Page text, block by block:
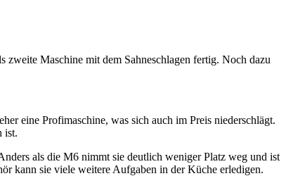
zweite Maschine mit dem Sahneschlagen fertig. Noch dazu
eine Profimaschine, was sich auch im Preis niederschlägt.
ist.
als die M6 nimmt sie deutlich weniger Platz weg und ist
kann sie viele weitere Aufgaben in der Küche erledigen.